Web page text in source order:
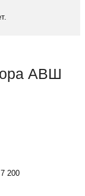
АВШ
200